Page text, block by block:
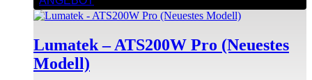
Lumatek – ATS200W Pro (Neuestes
Modell)